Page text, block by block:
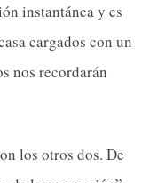
instantánea y es
cargados con un
nos recordarán
los otros dos. De